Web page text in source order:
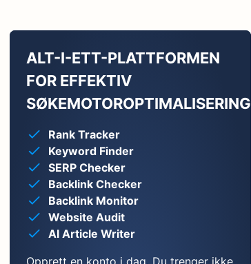
ALT-I-ETT-PLATTFORMEN
FOR EFFEKTIV
SØKEMOTOROPTIMALISERING
Rank Tracker
Keyword Finder
SERP Checker
Backlink Checker
Backlink Monitor
Website Audit
AI Article Writer
Opprett en konto i dag. Du trenger ikke